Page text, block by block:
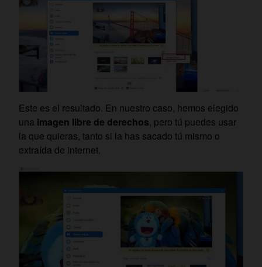
Este es el resultado. En nuestro caso, hemos elegido
una imagen libre de derechos, pero tú puedes usar
la que quieras, tanto si la has sacado tú mismo o
extraída de internet.